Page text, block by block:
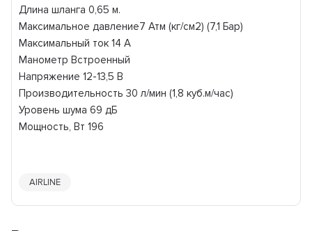
Длина шланга 0,65 м.
Максимальное давление7 Атм (кг/см2) (7,1 Бар)
Максимальный ток 14 А
Манометр Встроенный
Напряжение 12-13,5 В
Производительность 30 л/мин (1,8 куб.м/час)
Уровень шума 69 дБ
Мощность, Вт 196
AIRLINE